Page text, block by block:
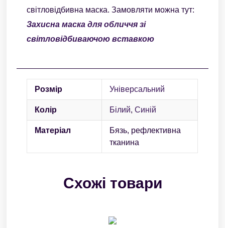
світловідбивна маска. Замовляти можна тут:
Захисна маска для обличчя зі
світловідбиваючою вставкою
Розмір Універсальний
Колір Білий, Синій
Матеріал
Бязь, рефлективна
тканина
Схожі товари